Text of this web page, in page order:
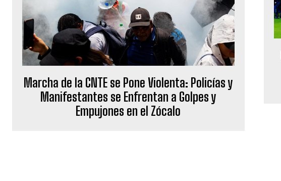
Marcha de la CNTE se Pone Violenta: Policías y
Manifestantes se Enfrentan a Golpes y
Empujones en el Zócalo